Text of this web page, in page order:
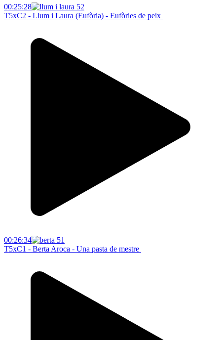
00:25:28
T5xC2 - Llum i Laura (Eufòria) - Eufòries de peix
00:26:34
T5xC1 - Berta Aroca - Una pasta de mestre